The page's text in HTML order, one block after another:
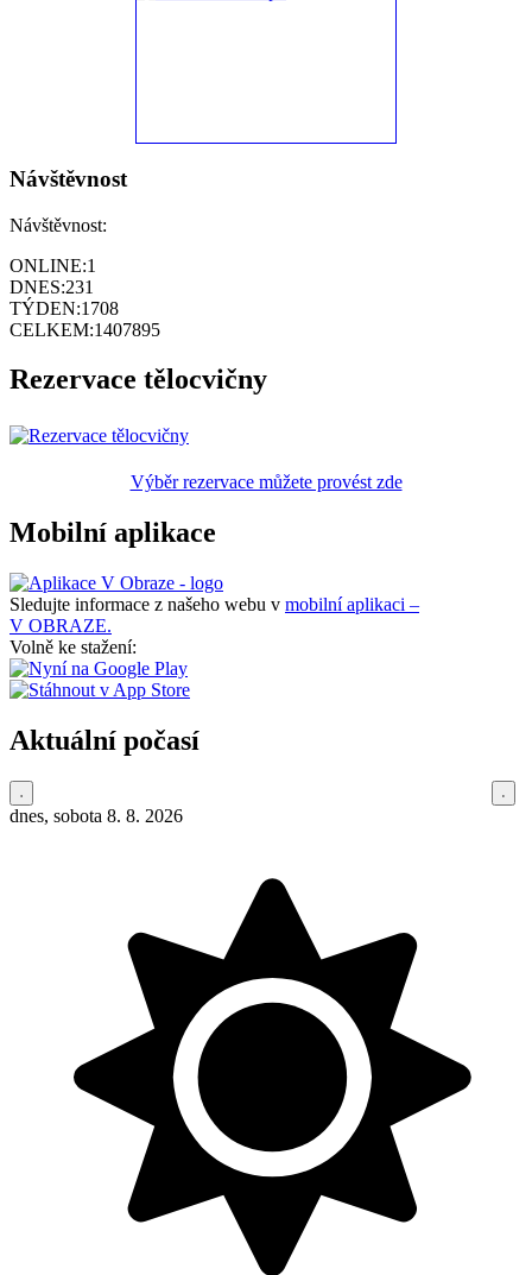
Návštěvnost
Návštěvnost:
ONLINE:1
DNES:231
TÝDEN:1708
CELKEM:1407895
Rezervace tělocvičny
Výběr rezervace můžete provést zde
Mobilní aplikace
Sledujte informace z našeho webu v mobilní aplikaci –
V OBRAZE.
Volně ke stažení:
Aktuální počasí
dnes, sobota 8. 8. 2026